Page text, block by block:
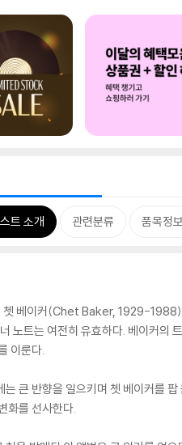
트 소개 관련분류 품목정보
쳇 베이커(Chet Baker, 1929-
트는 여전히 유효하다. 베이커의
이룬다.
큰 반향을 일으키며 쳇 베이커를
화를 선사한다.